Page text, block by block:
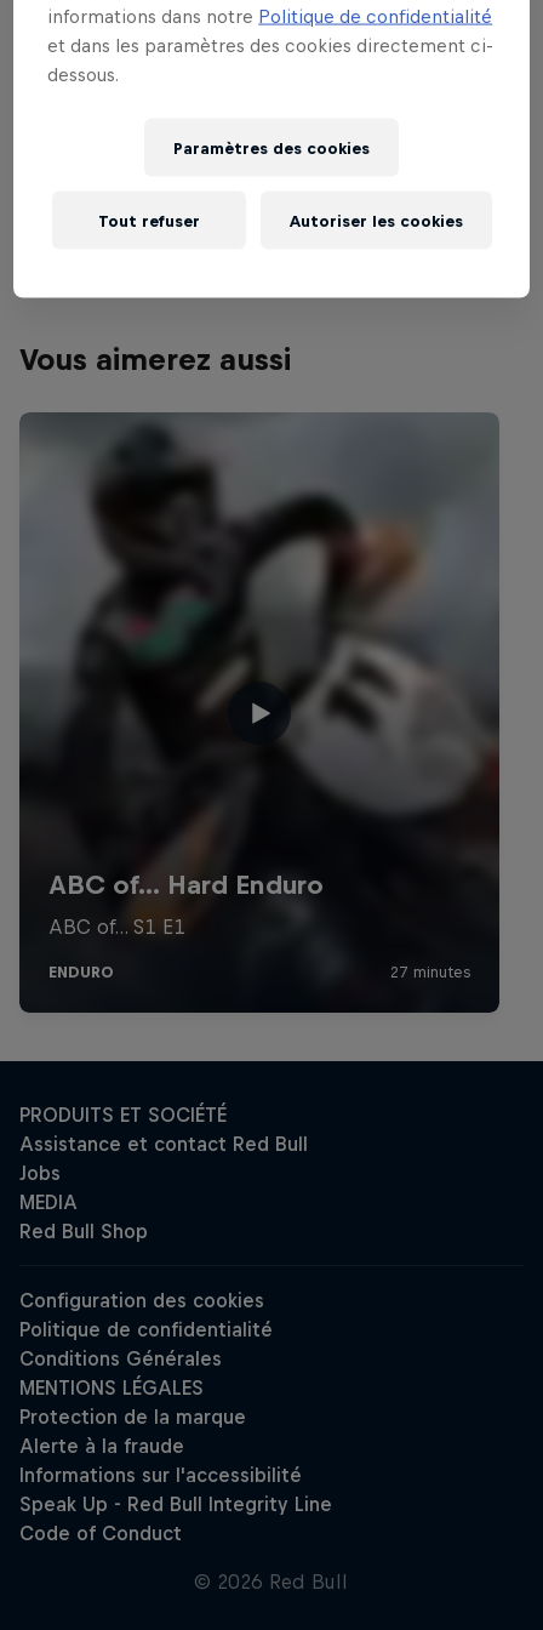
Plus d'infos sur Red Bull Minas Riders
2016
La saison WESS 2019 de Paul Bolton
Vous aimerez aussi
informations dans notre Politique de confidentialité
et dans les paramètres des cookies directement ci-
dessous.
Paramètres des cookies
Tout refuser Autoriser les cookies